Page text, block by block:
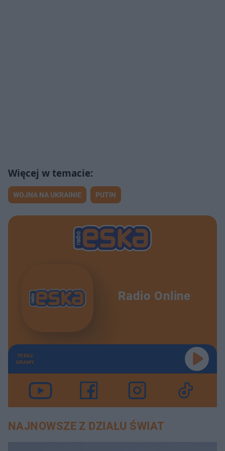
WOJNA NA UKRAINIE PUTIN
Radio Online
TERAZ
GRAMY
NAJNOWSZE Z DZIAŁU ŚWIAT